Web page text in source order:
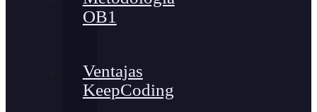
OB1
Ventajas
KeepCoding